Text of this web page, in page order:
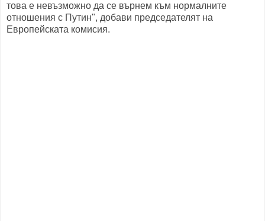
това е невъзможно да се върнем към нормалните
отношения с Путин", добави председателят на
Европейската комисия.